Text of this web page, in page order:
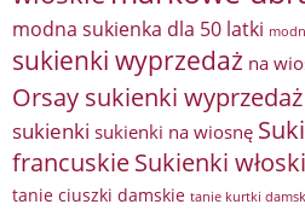
modna sukienka dla 50 latki
sukienki wyprzedaż na
Orsay sukienki wyprzedaż
sukienki sukienki na wiosnę
francuskieSukienki
tanie ciuszki damskie tanie kurtki